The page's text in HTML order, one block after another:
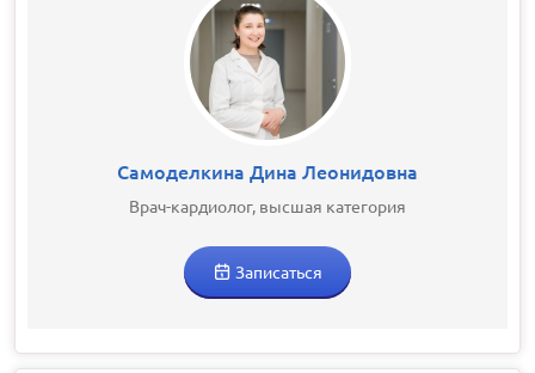
Самоделкина Дина Леонидовна
Врач-кардиолог, высшая категория
Записаться